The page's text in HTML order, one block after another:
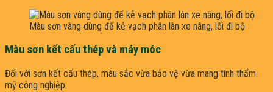
Màu sơn vàng dùng để kẻ vạch phân làn xe nâng, lối đi bộ
Màu sơn kết cấu thép và máy móc
Đối với sơn kết cấu thép, màu sắc vừa bảo vệ vừa mang tính thẩm
mỹ công nghiệp.